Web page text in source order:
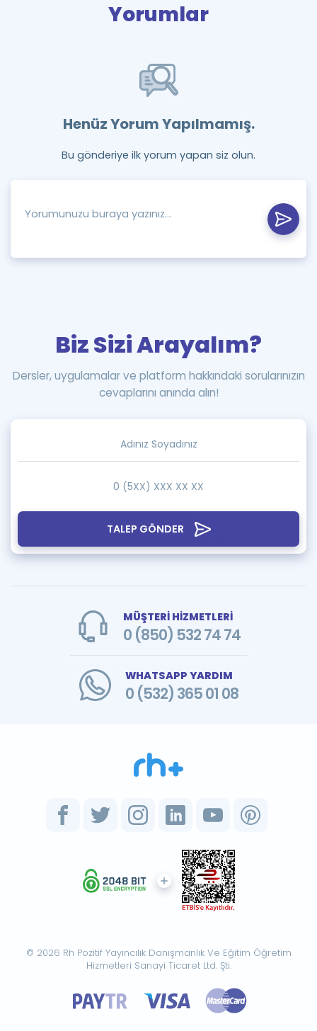
Yorumlar
Henüz Yorum Yapılmamış.
Bu gönderiye ilk yorum yapan siz olun.
TALEP GÖNDER
Biz Sizi Arayalım?
Dersler, uygulamalar ve platform hakkındaki sorularınızın
cevaplarını anında alın!
MÜŞTERİ HİZMETLERİ
0 (850) 532 74 74
WHATSAPP YARDIM
0 (532) 365 01 08
© 2026 Rh Pozitif Yayıncılık Danışmanlık Ve Eğitim Öğretim
Hizmetleri Sanayi Ticaret Ltd. Şti.